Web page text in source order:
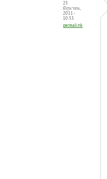
25
มิถุนายน,
2011 -
10:55
permalink